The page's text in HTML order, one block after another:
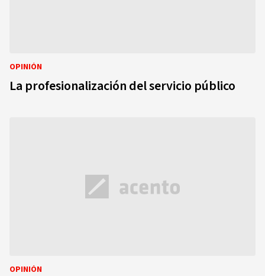
OPINIÓN
La profesionalización del servicio público
OPINIÓN